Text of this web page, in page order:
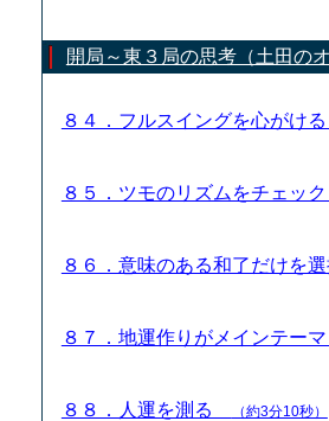
開局～東３局の思考（土田のオ
８４．フルスイングを心がけ
８５．ツモのリズムをチェッ
８６．意味のある和了だけを
８７．地運作りがメインテー
８８．人運を測る （約3分10秒）